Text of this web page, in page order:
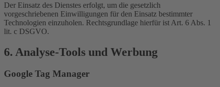
Der Einsatz des Dienstes erfolgt, um die gesetzlich
vorgeschriebenen Einwilligungen für den Einsatz bestimmter
Technologien einzuholen. Rechtsgrundlage hierfür ist Art. 6 Abs. 1
lit. c DSGVO.
6. Analyse-Tools und Werbung
Google Tag Manager